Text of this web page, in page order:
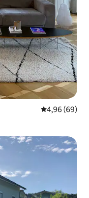
Gemiddelde
4,96 (69)